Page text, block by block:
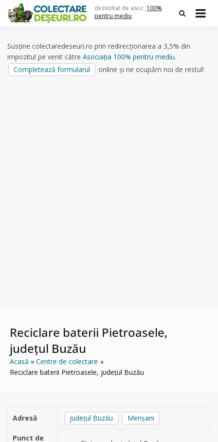
content
dezvoltat de asoc. 100%
pentru mediu
Susține colectaredeseuri.ro prin redirecționarea a 3,5% din
impozitul pe venit către Asociația 100% pentru mediu.
Completează formularul
online și ne ocupăm noi de restul!
Reciclare baterii Pietroasele,
județul Buzău
Acasă
Centre de colectare
Reciclare baterii Pietroasele, județul Buzău
Adresă județul Buzău Merișani
Punct de